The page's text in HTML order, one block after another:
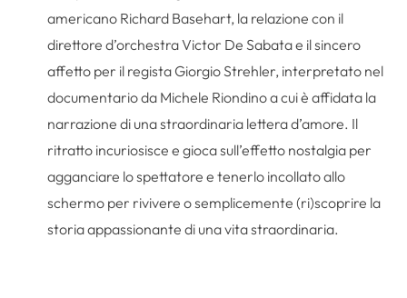
americano Richard Basehart, la relazione con il
direttore d’orchestra Victor De Sabata e il sincero
affetto per il regista Giorgio Strehler, interpretato nel
documentario da Michele Riondino a cui è affidata la
narrazione di una straordinaria lettera d’amore. Il
ritratto incuriosisce e gioca sull’effetto nostalgia per
agganciare lo spettatore e tenerlo incollato allo
schermo per rivivere o semplicemente (ri)scoprire la
storia appassionante di una vita straordinaria.